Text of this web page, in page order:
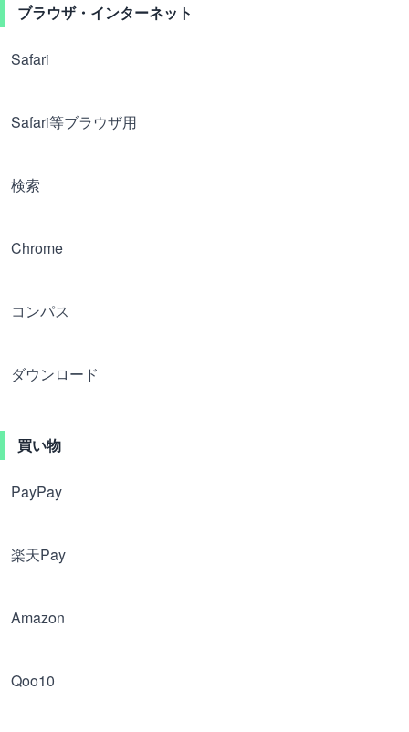
ブラウザ・インターネット
Safari
Safari等ブラウザ用
検索
Chrome
コンパス
ダウンロード
買い物
PayPay
楽天Pay
Amazon
Qoo10